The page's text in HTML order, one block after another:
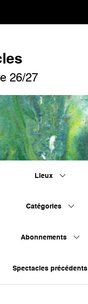
26/27
Lieux
Catégories
Abonnements
Spectacles précédents